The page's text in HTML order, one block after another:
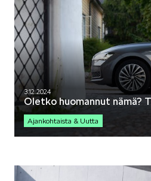
3.12.2024
Oletko huomannut nämä?
Ajankohtaista & Uutta